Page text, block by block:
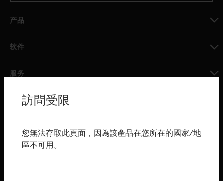
产品
软件
服务
toggle view
行业
toggle view
訪問受限
您無法存取此頁面，因為該產品在您所在的國家/地
區不可用。